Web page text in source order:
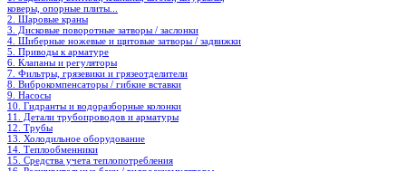
коверы, опорные плиты...
2. Шаровые краны
3. Дисковые поворотные затворы / заслонки
4. Шиберные ножевые и щитовые затворы / задвижки
5. Приводы к арматуре
6. Клапаны и регуляторы
7. Фильтры, грязевики и грязеотделители
8. Виброкомпенсаторы / гибкие вставки
9. Насосы
10. Гидранты и водоразборные колонки
11. Детали трубопроводов и арматуры
12. Трубы
13. Холодильное oборудование
14. Теплообменники
15. Средства учета теплопотребления